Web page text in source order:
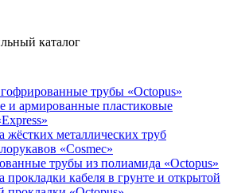
каталог
трубы «Octopus»
и армированные пластиковые
жёстких металлических труб
«Cosmec»
трубы из полиамида «Octopus»
прокладки кабеля в грунте и открытой